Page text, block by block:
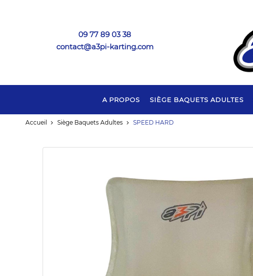
09 77 89 03 38
contact@a3pi-karting.com
A PROPOS SIÈGE BAQUETS ADULTES
Accueil Siège Baquets Adultes SPEED HARD